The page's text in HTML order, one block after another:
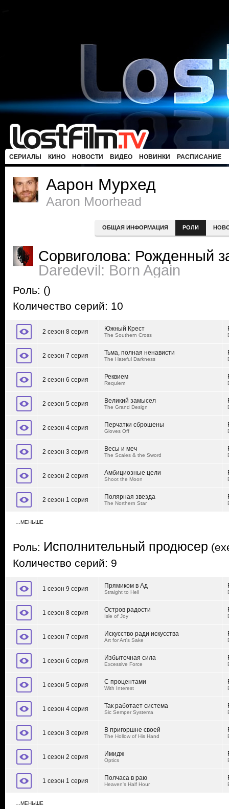
СЕРИАЛЫ КИНО НОВОСТИ ВИДЕО НОВИНКИ РАСПИСАНИЕ
Аарон Мурхед
Aaron Moorhead
ОБЩАЯ ИНФОРМАЦИЯ РОЛИ
Сорвиголова: Рожденный
Daredevil: Born Again
Роль: ()
Количество серий: 10
2 сезон 8 серия Южный Крест
The Southern Cross
2 сезон 7 серия Тьма, полная ненависти
The Hateful Darkness
2 сезон 6 серия Реквием
Requiem
2 сезон 5 серия Великий замысел
The Grand Design
2 сезон 4 серия Перчатки сброшены
Gloves Off
2 сезон 3 серия Весы и меч
The Scales & the Sword
2 сезон 2 серия Амбициозные цели
Shoot the Moon
2 сезон 1 серия Полярная звезда
The Northern Star
…МЕНЬШЕ
Роль: Исполнительный продюсер
Количество серий: 9
1 сезон 9 серия Прямиком в Ад
Straight to Hell
1 сезон 8 серия Остров радости
Isle of Joy
1 сезон 7 серия Искусство ради искусства
Art for Art's Sake
1 сезон 6 серия Избыточная сила
Excessive Force
1 сезон 5 серия С процентами
With Interest
1 сезон 4 серия Так работает система
Sic Semper Systema
1 сезон 3 серия В пригоршне своей
The Hollow of His Hand
1 сезон 2 серия Имидж
Optics
1 сезон 1 серия Полчаса в раю
Heaven's Half Hour
…МЕНЬШЕ